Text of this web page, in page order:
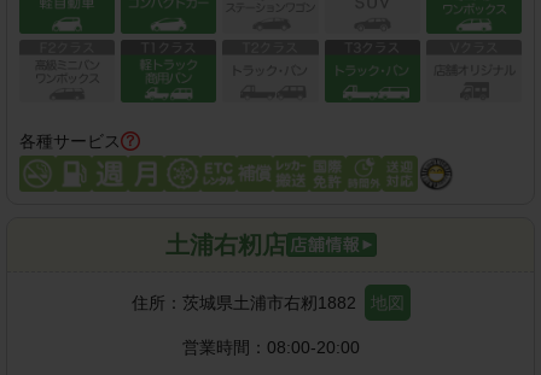
各種サービス
土浦右籾店
住所： 茨城県土浦市右籾1882 地図
営業時間： 08:00-20:00